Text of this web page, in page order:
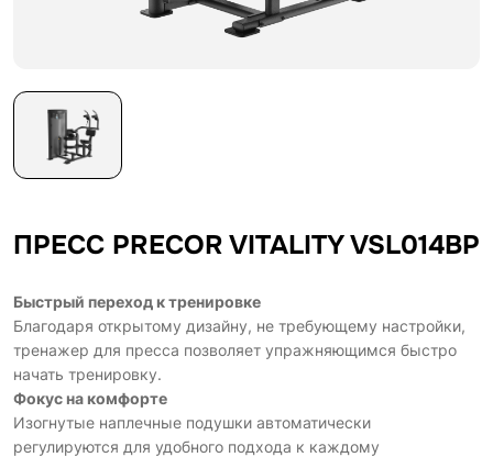
ПРЕСС PRECOR VITALITY VSL014BP
Быстрый переход к тренировке
Благодаря открытому дизайну, не требующему настройки,
тренажер для пресса позволяет упражняющимся быстро
начать тренировку.
Фокус на комфорте
Изогнутые наплечные подушки автоматически
регулируются для удобного подхода к каждому